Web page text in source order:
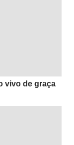
vivo de graça